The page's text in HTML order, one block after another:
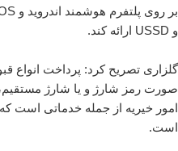
و USSD ارائه کند.
گلزاری تصریح کرد: پرداخت انواع
صورت رمز شارژ و یا شارژ
امور خیریه از جمله خدماتی است
است.